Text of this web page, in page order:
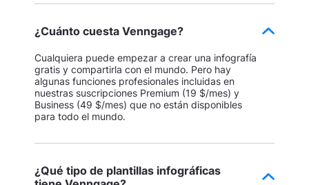
¿Cuánto cuesta Venngage?
Cualquiera puede empezar a crear una infografía
gratis y compartirla con el mundo. Pero hay
algunas funciones profesionales incluidas en
nuestras suscripciones Premium (19 $/mes) y
Business (49 $/mes) que no están disponibles
para todo el mundo.
¿Qué tipo de plantillas infográficas